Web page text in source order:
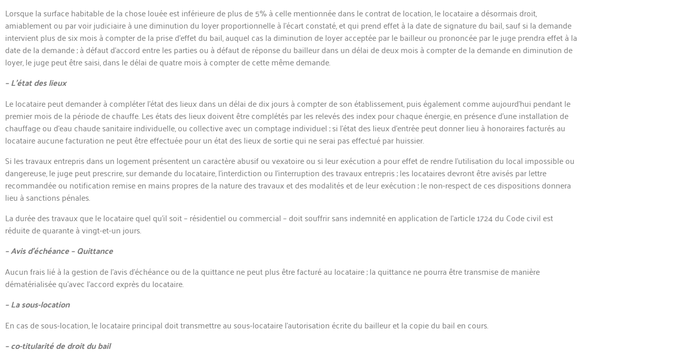
Lorsque la surface habitable de la chose louée est inférieure de plus de 5% à celle mentionnée dans le contrat de location, le locataire a désormais droit,
amiablement ou par voir judiciaire à une diminution du loyer proportionnelle à l’écart constaté, et qui prend effet à la date de signature du bail, sauf si la demande
intervient plus de six mois à compter de la prise d’effet du bail, auquel cas la diminution de loyer acceptée par le bailleur ou prononcée par le juge prendra effet à la
date de la demande ; à défaut d’accord entre les parties ou à défaut de réponse du bailleur dans un délai de deux mois à compter de la demande en diminution de
loyer, le juge peut être saisi, dans le délai de quatre mois à compter de cette même demande.
– L’état des lieux
Le locataire peut demander à compléter l’état des lieux dans un délai de dix jours à compter de son établissement, puis également comme aujourd’hui pendant le
premier mois de la période de chauffe. Les états des lieux doivent être complétés par les relevés des index pour chaque énergie, en présence d’une installation de
chauffage ou d’eau chaude sanitaire individuelle, ou collective avec un comptage individuel ; si l’état des lieux d’entrée peut donner lieu à honoraires facturés au
locataire aucune facturation ne peut être effectuée pour un état des lieux de sortie qui ne serai pas effectué par huissier.
Si les travaux entrepris dans un logement présentent un caractère abusif ou vexatoire ou si leur exécution a pour effet de rendre l’utilisation du local impossible ou
dangereuse, le juge peut prescrire, sur demande du locataire, l’interdiction ou l’interruption des travaux entrepris ; les locataires devront être avisés par lettre
recommandée ou notification remise en mains propres de la nature des travaux et des modalités et de leur exécution ; le non-respect de ces dispositions donnera
lieu à sanctions pénales.
La durée des travaux que le locataire quel qu’il soit – résidentiel ou commercial – doit souffrir sans indemnité en application de l’article 1724 du Code civil est
réduite de quarante à vingt-et-un jours.
– Avis d’échéance – Quittance
Aucun frais lié à la gestion de l’avis d’échéance ou de la quittance ne peut plus être facturé au locataire ; la quittance ne pourra être transmise de manière
dématérialisée qu’avec l’accord exprès du locataire.
– La sous-location
En cas de sous-location, le locataire principal doit transmettre au sous-locataire l’autorisation écrite du bailleur et la copie du bail en cours.
– co-titularité de droit du bail